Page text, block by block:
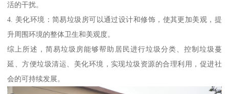
活的干扰。
4. 美化环境：简易垃圾房可以通过设计和修饰，使其更加美观，提
升周围环境的整体卫生和美观度。
综上所述，简易垃圾房能够帮助居民进行垃圾分类、控制垃圾蔓
延、方便垃圾清运、美化环境，实现垃圾资源的合理利用，促进社
会的可持续发展。